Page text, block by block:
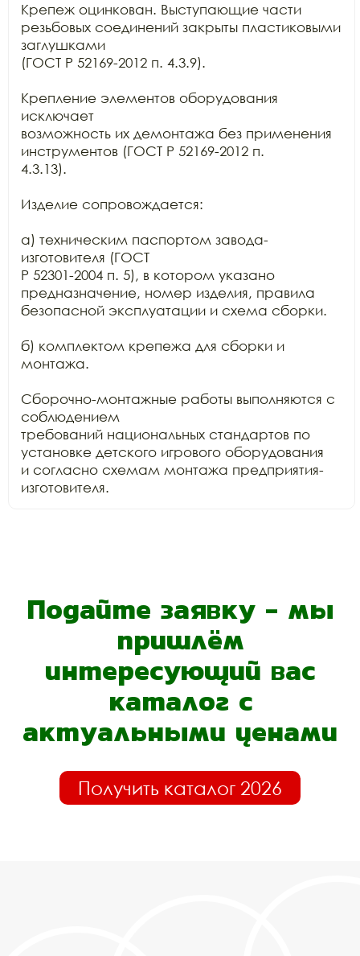
Крепеж оцинкован. Выступающие части
резьбовых соединений закрыты пластиковыми
заглушками
(ГОСТ Р 52169-2012 п. 4.3.9).
Крепление элементов оборудования
исключает
возможность их демонтажа без применения
инструментов (ГОСТ Р 52169-2012 п.
4.3.13).
Изделие сопровождается:
а) техническим паспортом завода-
изготовителя (ГОСТ
Р 52301-2004 п. 5), в котором указано
предназначение, номер изделия, правила
безопасной эксплуатации и схема сборки.
б) комплектом крепежа для сборки и
монтажа.
Сборочно-монтажные работы выполняются с
соблюдением
требований национальных стандартов по
установке детского игрового оборудования
и согласно схемам монтажа предприятия-
изготовителя.
Подайте заявку - мы
пришлём
интересующий вас
каталог с
актуальными ценами
Получить каталог 2026